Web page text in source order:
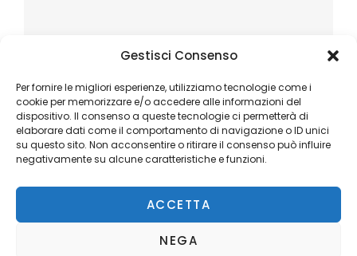
Gestisci Consenso
Per fornire le migliori esperienze, utilizziamo tecnologie come i
cookie per memorizzare e/o accedere alle informazioni del
dispositivo. Il consenso a queste tecnologie ci permetterà di
elaborare dati come il comportamento di navigazione o ID unici
su questo sito. Non acconsentire o ritirare il consenso può influire
negativamente su alcune caratteristiche e funzioni.
ACCETTA
NEGA